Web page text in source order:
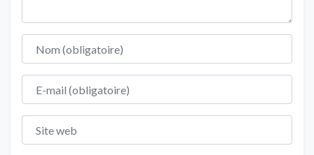
Nom
E-mail
Site web